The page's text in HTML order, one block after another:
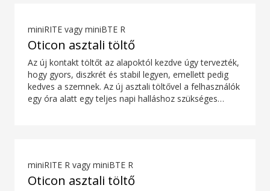
miniRITE vagy miniBTE R
Oticon asztali töltő
Az új kontakt töltőt az alapoktól kezdve úgy tervezték,
hogy gyors, diszkrét és stabil legyen, emellett pedig
kedves a szemnek. Az új asztali töltővel a felhasználók
egy óra alatt egy teljes napi halláshoz szükséges
funkciókészlettől, a halláscsökkenés mértékétől, a
hangkörnyezettől, az akkumulátor korától és a
miniRITE R vagy miniBTE R
Oticon asztali töltő